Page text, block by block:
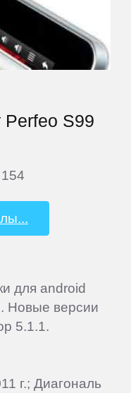
S99
для android
Новые версии
5.1.1.
г.; Диагональ